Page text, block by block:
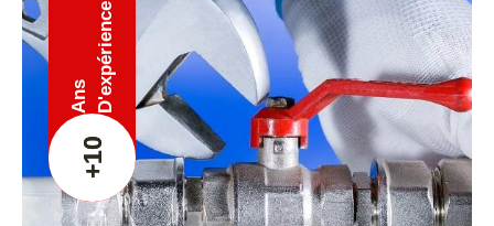
+10
Ans D'expérience